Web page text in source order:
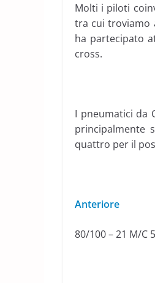
Molti i piloti
tra cui troviamo
ha partecipato
cross.
I pneumatici da
principalmente
quattro per il
Anteriore
80/100 – 21 M/C